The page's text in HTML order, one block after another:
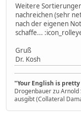
Weitere
nachreichen (sehr
nach der eigenen
schaffe...
Gruß
Dr. Kosh
"Your English is
Drogenbauer zu
ausgibt (Collateral